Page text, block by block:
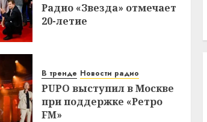
Радио «Звезда» отмечает
20-летие
В тренде Новости радио
PUPO выступил в Москве
при поддержке «Ретро
FM»